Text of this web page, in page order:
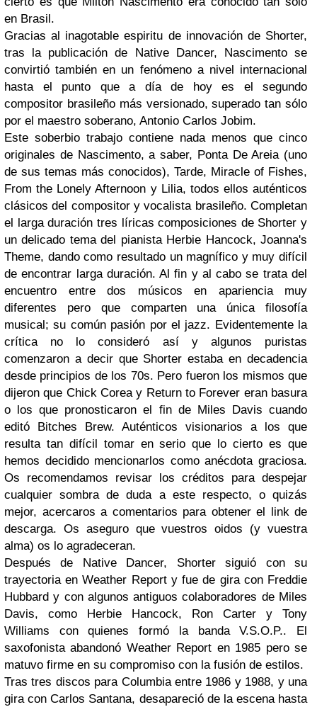
en Brasil.
Gracias al inagotable espiritu de innovación de Shorter,
tras la publicación de Native Dancer, Nascimentose
convirtió también en un fenómeno a nivel internacional
hasta el punto que a día de hoy es el segundo
compositor brasileño más versionado, superado tan sólo
por el maestro soberano, Antonio Carlos Jobim.
Este soberbio trabajo contiene nada menos que cinco
originales de Nascimento, a saber, Ponta De Areia(uno
de sus temas más conocidos), Tarde, Miracle of Fishes,
From the Lonely Afternoon y Lilia, todos ellos auténticos
clásicos del compositor y vocalista brasileño. Completan
el larga duración tres líricas composiciones de Shorter y
un delicado tema del pianista Herbie Hancock, Joanna's
Theme, dando como resultado un magnífico y muy difícil
de encontrar larga duración. Al fin y al cabo se trata del
encuentro entre dos músicos en apariencia muy
diferentes pero que comparten una única filosofía
musical; su común pasión por el jazz. Evidentemente la
crítica no lo consideró así y algunos puristas
comenzaron a decir que Shorter estaba en decadencia
desde principios de los 70s. Pero fueron los mismos que
dijeron que Chick Coreay Return to Forever eran basura
o los que pronosticaron el fin de Miles Davis cuando
editó Bitches Brew. Auténticos visionarios a los que
resulta tan difícil tomar en serio que lo cierto es que
hemos decidido mencionarlos como anécdota graciosa.
Os recomendamos revisar los créditos para despejar
cualquier sombra de duda a este respecto, o quizás
mejor, acercaros a comentarios para obtener el link de
descarga. Os aseguro que vuestros oidos (y vuestra
alma) os lo agradeceran.
Después de Native Dancer, Shortersiguió con su
trayectoria enWeather Reporty fue de gira con Freddie
Hubbard y con algunos antiguos colaboradores de Miles
Davis, como Herbie Hancock, Ron Carter y Tony
Williams con quienes formó la bandaV.S.O.P.. El
saxofonista abandonó Weather Report en 1985 pero se
matuvo firme en su compromiso con la fusión de estilos.
Tras tres discos para Columbiaentre 1986 y 1988, y una
gira conCarlos Santana, desapareció de la escena hasta